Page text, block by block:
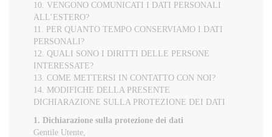
10. VENGONO COMUNICATI I DATI PERSONALI
ALL’ESTERO?
11. PER QUANTO TEMPO CONSERVIAMO I DATI
PERSONALI?
12. QUALI SONO I DIRITTI DELLE PERSONE
INTERESSATE?
13. COME METTERSI IN CONTATTO CON NOI?
14. MODIFICHE DELLA PRESENTE
DICHIARAZIONE SULLA PROTEZIONE DEI DATI
1. Dichiarazione sulla protezione dei dati
Gentile Utente,